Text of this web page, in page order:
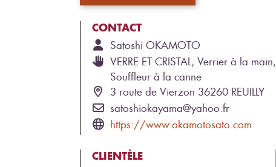
CONTACT
Satoshi OKAMOTO
VERRE ET CRISTAL, Verrier à la main,
Souffleur à la canne
3 route de Vierzon 36260 REUILLY
satoshiokayama@yahoo.fr
https://www.okamotosato.com
CLIENTÈLE